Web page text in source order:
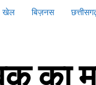
खेल बिज़नस
का